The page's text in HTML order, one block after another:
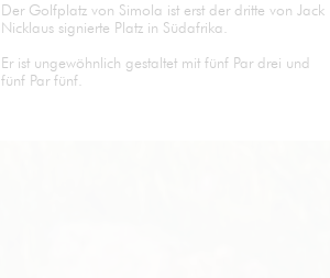
Der Golfplatz von Simola ist erst der dritte von Jack
Nicklaus signierte Platz in Südafrika.
Er ist ungewöhnlich gestaltet mit fünf Par drei und
fünf Par fünf.